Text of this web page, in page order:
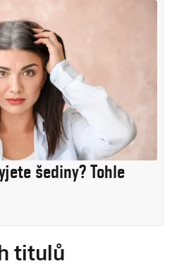
šediny? Tohle
titulů